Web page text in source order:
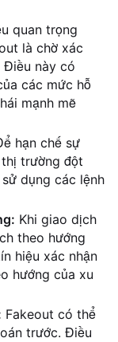
quan trọng
là chờ xác
Điều này có
các mức hỗ
mạnh mẽ
hạn chế sự
trường đột
dụng các lệnh
Khi giao dịch
theo hướng
hiệu xác nhận
hướng của xu
Fakeout có thể
trước. Điều